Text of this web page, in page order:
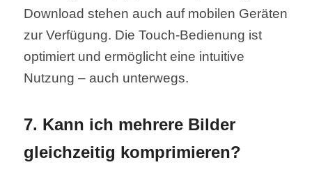
Download stehen auch auf mobilen Geräten
zur Verfügung. Die Touch-Bedienung ist
optimiert und ermöglicht eine intuitive
Nutzung – auch unterwegs.
7. Kann ich mehrere Bilder
gleichzeitig komprimieren?